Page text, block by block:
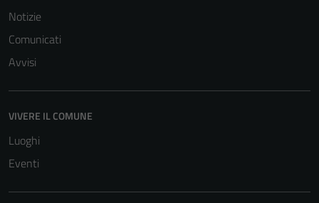
Notizie
Comunicati
Avvisi
VIVERE IL COMUNE
Luoghi
Eventi
disabilitati.